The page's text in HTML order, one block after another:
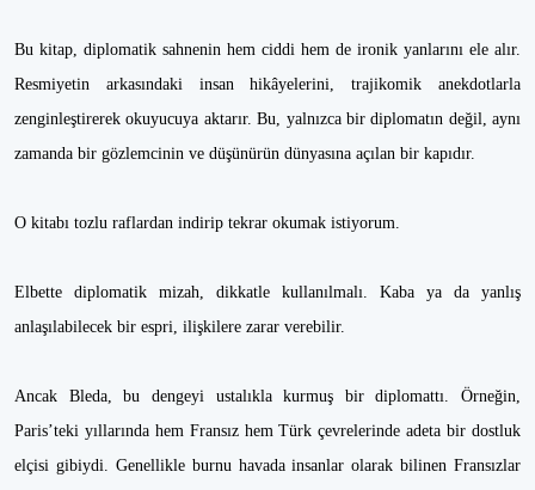
Bu kitap, diplomatik sahnenin hem ciddi hem de ironik yanlarını ele alır.
Resmiyetin arkasındaki insan hikâyelerini, trajikomik anekdotlarla
zenginleştirerek okuyucuya aktarır. Bu, yalnızca bir diplomatın değil, aynı
zamanda bir gözlemcinin ve düşünürün dünyasına açılan bir kapıdır.
O kitabı tozlu raflardan indirip tekrar okumak istiyorum.
Elbette diplomatik mizah, dikkatle kullanılmalı. Kaba ya da yanlış
anlaşılabilecek bir espri, ilişkilere zarar verebilir.
Ancak Bleda, bu dengeyi ustalıkla kurmuş bir diplomattı. Örneğin,
Paris’teki yıllarında hem Fransız hem Türk çevrelerinde adeta bir dostluk
elçisi gibiydi. Genellikle burnu havada insanlar olarak bilinen Fransızlar